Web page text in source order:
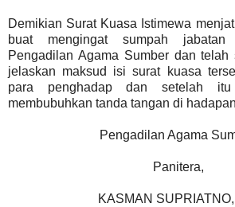
Demikian Surat Kuasa Istimewa
buat mengingat sumpah jabatan
Pengadilan Agama Sumber dan telah
jelaskan maksud isi surat kuasa
para penghadap dan setelah itu
membubuhkan tanda tangan di
Pengadilan Agama
Panitera,
KASMAN